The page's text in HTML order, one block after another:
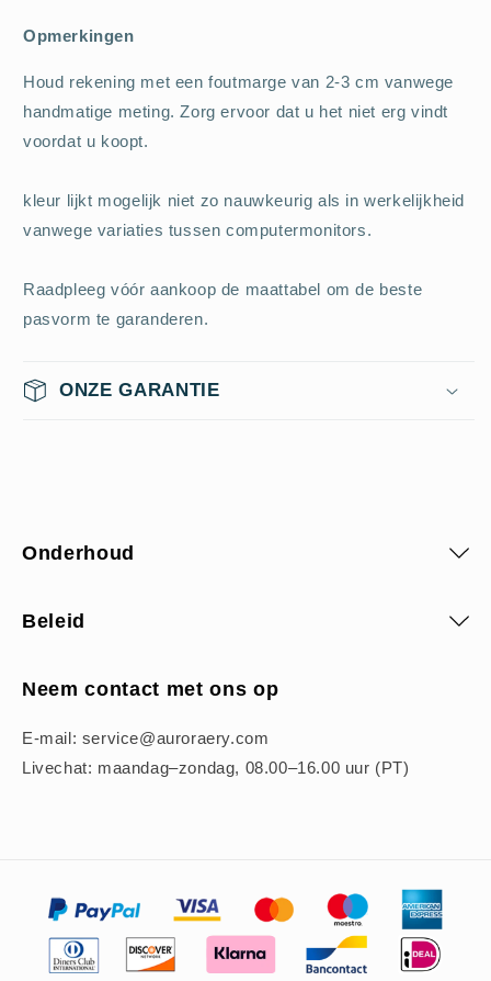
Opmerkingen
Houd rekening met een foutmarge van 2-3 cm vanwege
handmatige meting. Zorg ervoor dat u het niet erg vindt
voordat u koopt.
kleur lijkt mogelijk niet zo nauwkeurig als in werkelijkheid
vanwege variaties tussen computermonitors.
Raadpleeg vóór aankoop de maattabel om de beste
pasvorm te garanderen.
ONZE GARANTIE
Onderhoud
Beleid
Neem contact met ons op
E-mail: service@auroraery.com
Livechat: maandag–zondag, 08.00–16.00 uur (PT)